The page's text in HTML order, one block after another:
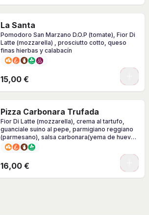
La Santa
Pomodoro San Marzano D.O.P (tomate), Fior Di
Latte (mozzarella) , prosciutto cotto, queso
finas hierbas y calabacín
15,00 €
Pizza Carbonara Trufada
Fior Di Latte (mozzarella), crema al tartufo,
guanciale suino al pepe, parmigiano reggiano
(parmesano), salsa carbonara(yema de huevo,
pimienta negra y parmigiano)
16,00 €